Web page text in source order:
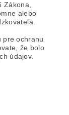
alebo
pre ochranu
že bolo
údajov.